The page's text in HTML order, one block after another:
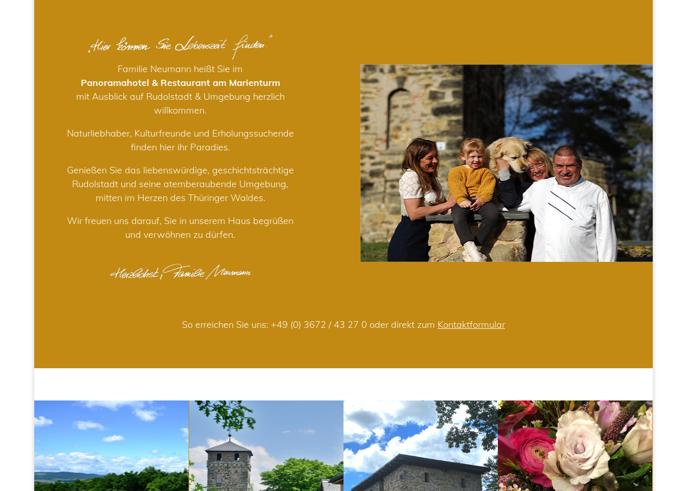
Familie Neumann heißt Sie im
Panoramahotel & Restaurant am Marienturm
mit Ausblick auf Rudolstadt & Umgebung herzlich
willkommen.
Naturliebhaber, Kulturfreunde und Erholungssuchende
finden hier ihr Paradies.
Genießen Sie das liebenswürdige, geschichtsträchtige
Rudolstadt und seine atemberaubende Umgebung,
mitten im Herzen des Thüringer Waldes.
Wir freuen uns darauf, Sie in unserem Haus begrüßen
und verwöhnen zu dürfen.
So erreichen Sie uns: +49 (0) 3672 / 43 27 0 oder direkt zum Kontaktformular